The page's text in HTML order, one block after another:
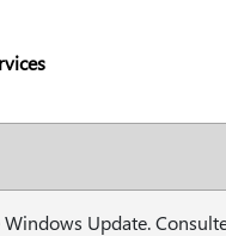
Update.